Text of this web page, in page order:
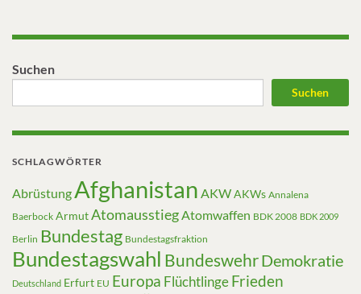
Suchen
Suchen
SCHLAGWÖRTER
Abrüstung Afghanistan AKWAKWs Annalena
Baerbock ArmutAtomausstiegAtomwaffen BDK 2008 BDK 2009
Berlin Bundestag Bundestagsfraktion
Bundestagswahl BundeswehrDemokratie
Deutschland Erfurt EU Europa FlüchtlingeFrieden